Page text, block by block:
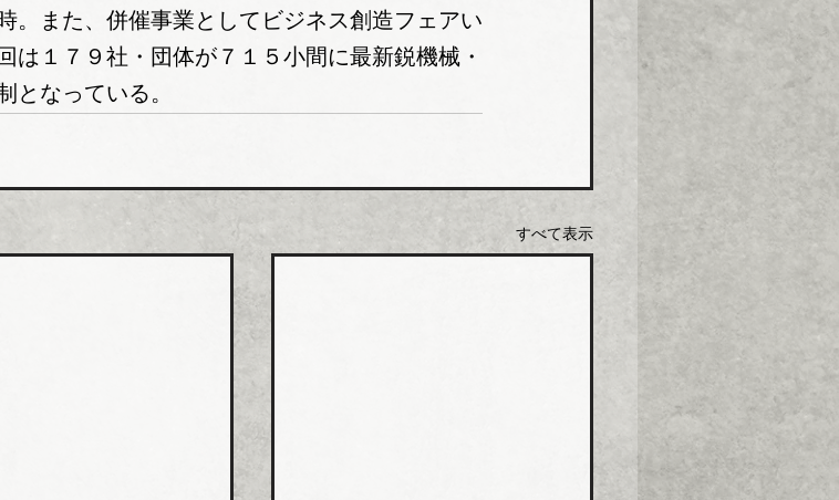
また、併催事業としてビジネス創造フェアい
は１７９社・団体が７１５小間に最新鋭機械・
となっている。
すべて表示